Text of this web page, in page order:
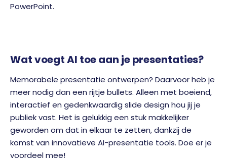
PowerPoint.
Wat voegt AI toe aan je presentaties?
Memorabele presentatie ontwerpen? Daarvoor heb je
meer nodig dan een rijtje bullets. Alleen met boeiend,
interactief en gedenkwaardig slide design hou jij je
publiek vast. Het is gelukkig een stuk makkelijker
geworden om dat in elkaar te zetten, dankzij de
komst van innovatieve AI-presentatie tools. Doe er je
voordeel mee!